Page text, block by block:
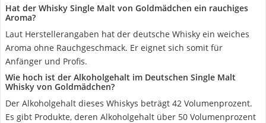
Hat der Whisky Single Malt von Goldmädchen ein rauchiges
Aroma?
Laut Herstellerangaben hat der deutsche Whisky ein weiches
Aroma ohne Rauchgeschmack. Er eignet sich somit für
Anfänger und Profis.
Wie hoch ist der Alkoholgehalt im Deutschen Single Malt
Whisky von Goldmädchen?
Der Alkoholgehalt dieses Whiskys beträgt 42 Volumenprozent.
Es gibt Produkte, deren Alkoholgehalt über 50 Volumenprozent